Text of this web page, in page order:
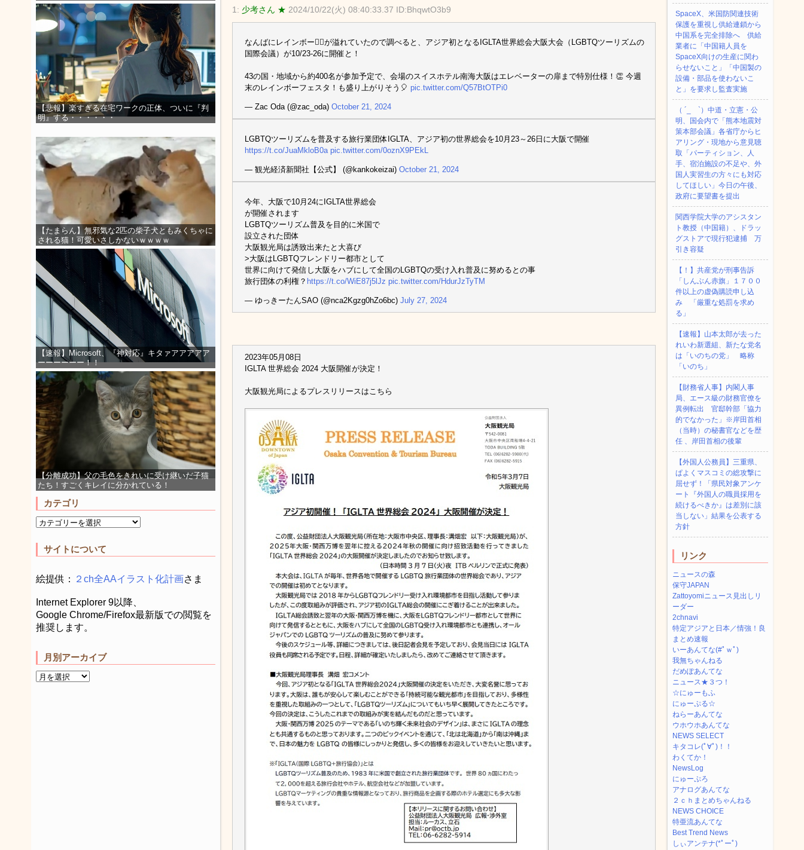
【悲報】楽すぎる在宅ワークの正体、ついに『判
明』する・・・・・・
【たまらん】無邪気な2匹の柴子犬ともみくちゃに
される猫！可愛いさしかないｗｗｗｗ
【速報】Microsoft、『神対応』キタァアアアアア
ーーーーーー！！
【分離成功】父の毛色をきれいに受け継いだ子猫
たち！すごくキレイに分かれている！
カテゴリ
サイトについて
絵提供： ２ch全AAイラスト化計画さま
Internet Explorer 9以降、
Google Chrome/Firefox最新版での閲覧を
推奨します。
月別アーカイブ
1: 少考さん ★ 2024/10/22(火) 08:40:33.37 ID:BhqwtO3b9
なんばにレインボー🏳️‍🌈が溢れていたので調べると、アジア初となるIGLTA世界総会大阪大会（LGBTQツーリズムの
国際会議）が10/23-26に開催と！
43の国・地域から約400名が参加予定で、会場のスイスホテル南海大阪はエレベーターの扉まで特別仕様！👏 今週
末のレインボーフェスタ！も盛り上がりそう🎈 pic.twitter.com/Q57BtOTPi0
— Zac Oda (@zac_oda) October 21, 2024
LGBTQツーリズムを普及する旅行業団体IGLTA、アジア初の世界総会を10月23～26日に大阪で開催
https://t.co/JuaMkloB0a pic.twitter.com/0oznX9PEkL
— 観光経済新聞社【公式】 (@kankokeizai) October 21, 2024
今年、大阪で10月24にIGLTA世界総会
が開催されます
LGBTQツーリズム普及を目的に米国で
設立された団体
大阪観光局は誘致出来たと大喜び
>大阪はLGBTQフレンドリー都市として
世界に向けて発信し大阪をハブにして全国のLGBTQの受け入れ普及に努めるとの事
旅行団体の利権？ https://t.co/WiE87j5lJz pic.twitter.com/HdurJzTyTM
— ゆっきーたんSAO (@nca2Kgzg0hZo6bc) July 27, 2024
2023年05月08日
IGLTA 世界総会 2024 大阪開催が決定！
大阪観光局によるプレスリリースはこちら
SpaceX、米国防関連技術
保護を重視し供給連鎖から
中国系を完全排除へ 供給
業者に「中国籍人員を
SpaceX向けの生産に関わ
らせないこと」「中国製の
設備・部品を使わないこ
と」を要求し監査実施
（ ´_ゝ`）中道・立憲・公
明、国会内で「熊本地震対
策本部会議」各省庁からヒ
アリング・現地から意見聴
取「パーティション、人
手、宿泊施設の不足や、外
国人実習生の方々にも対応
してほしい」今日の午後、
政府に要望書を提出
関西学院大学のアシスタン
ト教授（中国籍）、ドラッ
グストアで現行犯逮捕 万
引き容疑
【！】共産党が刑事告訴
「しんぶん赤旗」１７００
件以上の虚偽購読申し込
み 「厳重な処罰を求め
る」
【速報】山本太郎が去った
れいわ新選組、新たな党名
は「いのちの党」 略称
「いのち」
【財務省人事】内閣人事
局、エース級の財務官僚を
異例転出 官邸幹部「協力
的でなかった」※岸田首相
（当時）の秘書官などを歴
任 、岸田首相の後輩
【外国人公務員】三重県、
ぱよくマスコミの総攻撃に
屈せず！「県民対象アンケ
ート『外国人の職員採用を
続けるべきか』は差別に該
当しない」結果を公表する
方針
リンク
ニュースの森
保守JAPAN
Zattoyomiニュース見出しリ
ーダー
2chnavi
特定アジアと日本／情強！良
まとめ速報
いーあんてな(#ﾟｗﾟ)
我無ちゃんねる
だめぽあんてな
ニュース★３つ！
☆にゅーもふ
にゅーぷる☆
ねらーあんてな
ウホウホあんてな
NEWS SELECT
キタコレ(ﾟ∀ﾟ)！！
わくてか！
NewsLog
にゅーぷろ
アナログあんてな
２ｃｈまとめちゃんねる
NEWS CHOICE
特亜流あんてな
Best Trend News
しぃアンテナ(*ﾟーﾟ)